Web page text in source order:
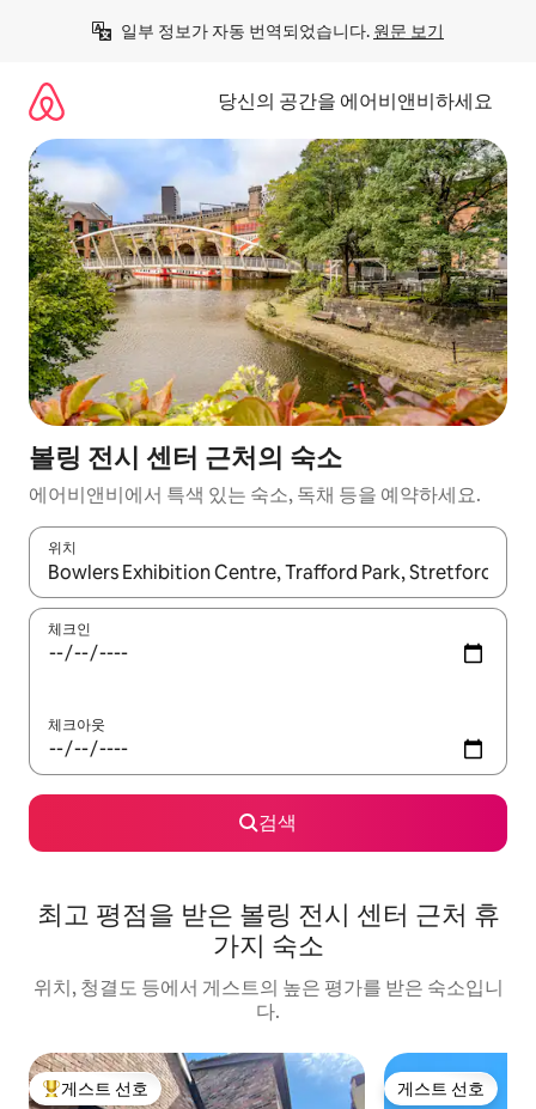
일부 정보가 자동 번역되었습니다. 원문 보기
당신의 공간을 에어비앤비하세요
볼링 전시 센터 근처의 숙소
에어비앤비에서 특색 있는 숙소, 독채 등을 예약하세요.
위치
결과가 나오면 위·아래 화살표 키를 사용하거나 터치 또는 스와이
체크인
체크아웃
검색
최고 평점을 받은 볼링 전시 센터 근처 휴
가지 숙소
위치, 청결도 등에서 게스트의 높은 평가를 받은 숙소입니
다.
상위 게스트 선호
게스트 선호 게스트 선호
게스트 선호